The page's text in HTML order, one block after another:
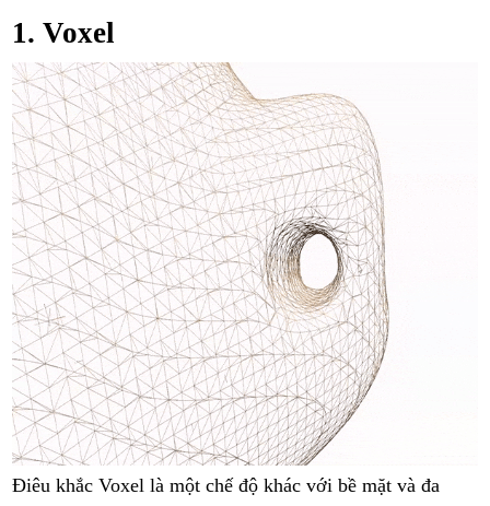
1. Voxel
Điêu khắc Voxel là một chế độ khác với bề mặt và đa